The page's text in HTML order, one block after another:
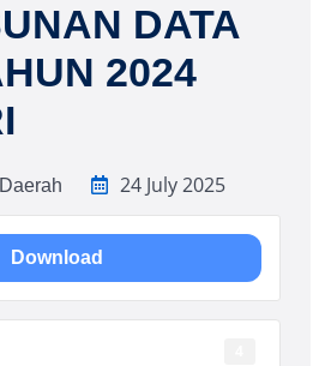
DATA
2024
24 July 2025
Download